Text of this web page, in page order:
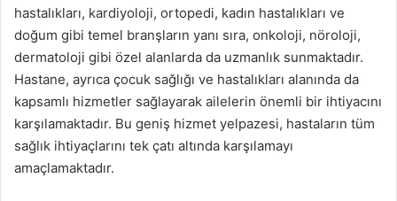
hastalıkları, kardiyoloji, ortopedi, kadın hastalıkları ve
doğum gibi temel branşların yanı sıra, onkoloji, nöroloji,
dermatoloji gibi özel alanlarda da uzmanlık sunmaktadır.
Hastane, ayrıca çocuk sağlığı ve hastalıkları alanında da
kapsamlı hizmetler sağlayarak ailelerin önemli bir ihtiyacını
karşılamaktadır. Bu geniş hizmet yelpazesi, hastaların tüm
sağlık ihtiyaçlarını tek çatı altında karşılamayı
amaçlamaktadır.